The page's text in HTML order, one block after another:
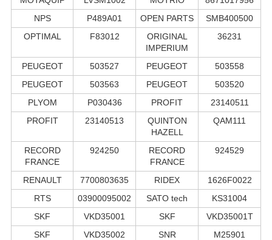
NPS
P489A01 OPEN PARTS
SMB400500
OPTIMAL
F83012
ORIGINAL
IMPERIUM
36231
PEUGEOT 503527 PEUGEOT
503558
PEUGEOT
503563 PEUGEOT
503520
PLYOM
P030436 PROFIT
23140511
PROFIT
23140513
QUINTON
HAZELL
QAM111
RECORD
FRANCE
924250
RECORD
FRANCE
924529
RENAULT 7700803635 RIDEX
1626F0022
RTS
03900095002 SATO tech
KS31004
SKF
VKD35001 SKF
VKD35001T
SKF
VKD35002 SNR
M25901